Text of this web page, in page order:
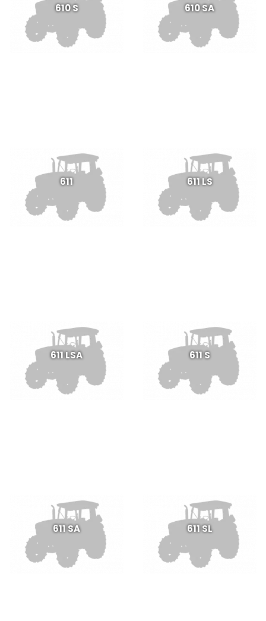
610 S 610 SA
611 611 LS
611 LSA 611 S
611 SA 611 SL